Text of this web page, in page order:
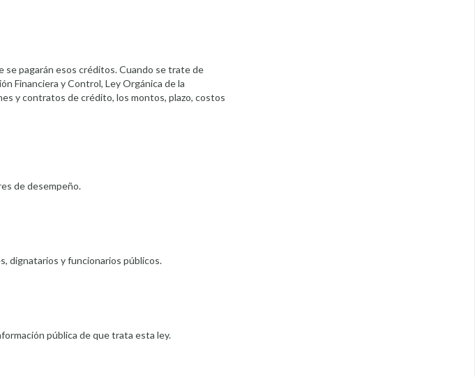
pagarán esos créditos. Cuando se trate de
Financiera y Control, Ley Orgánica de la
y contratos de crédito, los montos, plazo, costos
de desempeño.
dignatarios y funcionarios públicos.
pública de que trata esta ley.